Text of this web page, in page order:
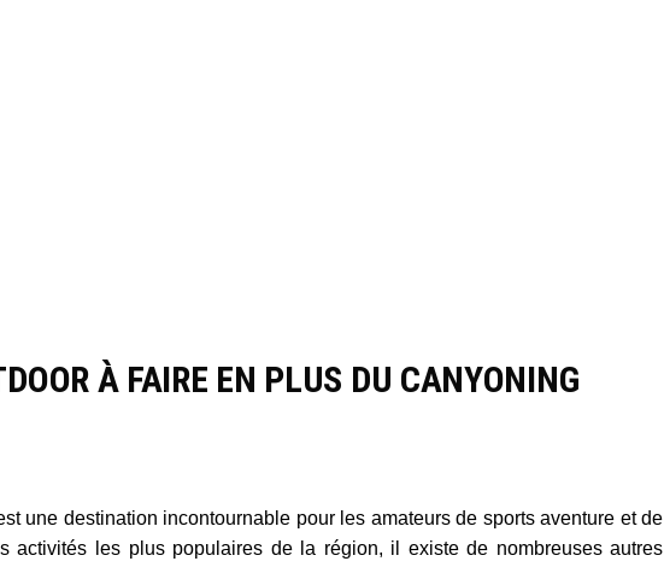
À FAIRE EN PLUS DU CANYONING
une destination incontournable pour les amateurs de sports aventure et de
activités les plus populaires de la région, il existe de nombreuses autres